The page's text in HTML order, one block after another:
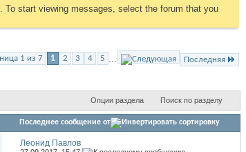
start viewing messages, select the forum that you
1 из 7 1 2 3 4 5 Последняя
Опции раздела Поиск по разделу
Последнее сообщение от
Леонид Павлов